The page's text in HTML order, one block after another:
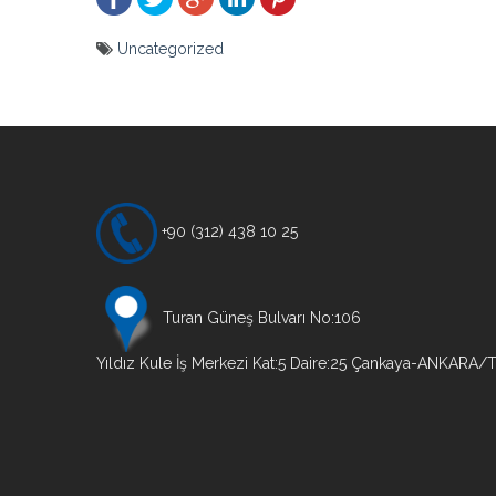
Uncategorized
+90 (312) 438 10 25
Turan Güneş Bulvarı No:106
Yıldız Kule İş Merkezi Kat:5 Daire:25 Çankaya-ANKARA/